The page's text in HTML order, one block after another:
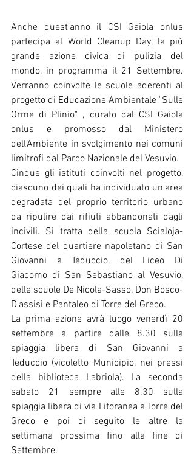
Anche quest'anno il CSI Gaiola onlus
partecipa al World Cleanup Day, la più
grande azione civica di pulizia del
mondo, in programma il 21 Settembre.
Verranno coinvolte le scuole aderenti al
progetto di Educazione Ambientale "Sulle
Orme di Plinio" , curato dal CSI Gaiola
onlus e promosso dal Ministero
dell'Ambiente in svolgimento nei comuni
limitrofi dal Parco Nazionale del Vesuvio.
Cinque gli istituti coinvolti nel progetto,
ciascuno dei quali ha individuato un'area
degradata del proprio territorio urbano
da ripulire dai rifiuti abbandonati dagli
incivili. Si tratta della scuola Scialoja-
Cortese del quartiere napoletano di San
Giovanni a Teduccio, del Liceo Di
Giacomo di San Sebastiano al Vesuvio,
delle scuole De Nicola-Sasso, Don Bosco-
D'assisi e Pantaleo di Torre del Greco.
La prima azione avrà luogo venerdì 20
settembre a partire dalle 8.30 sulla
spiaggia libera di San Giovanni a
Teduccio (vicoletto Municipio, nei pressi
della biblioteca Labriola). La seconda
sabato 21 sempre alle 8.30 sulla
spiaggia libera di via Litoranea a Torre del
Greco e poi di seguito le altre la
settimana prossima fino alla fine di
Settembre.